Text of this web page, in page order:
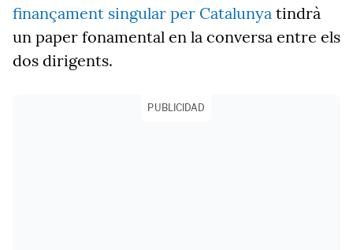
finançament singular per Catalunya tindrà
un paper fonamental en la conversa entre els
dos dirigents.
PUBLICIDAD